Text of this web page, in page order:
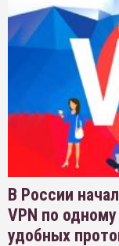
В России
VPN по
удобных